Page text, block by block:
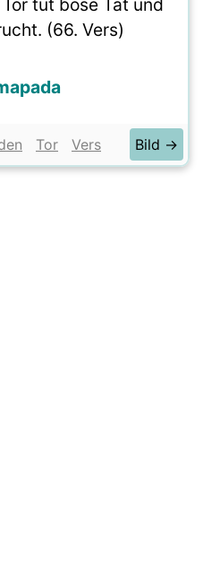
tut böse Tat und
(66. Vers)
Tor Vers Bild →